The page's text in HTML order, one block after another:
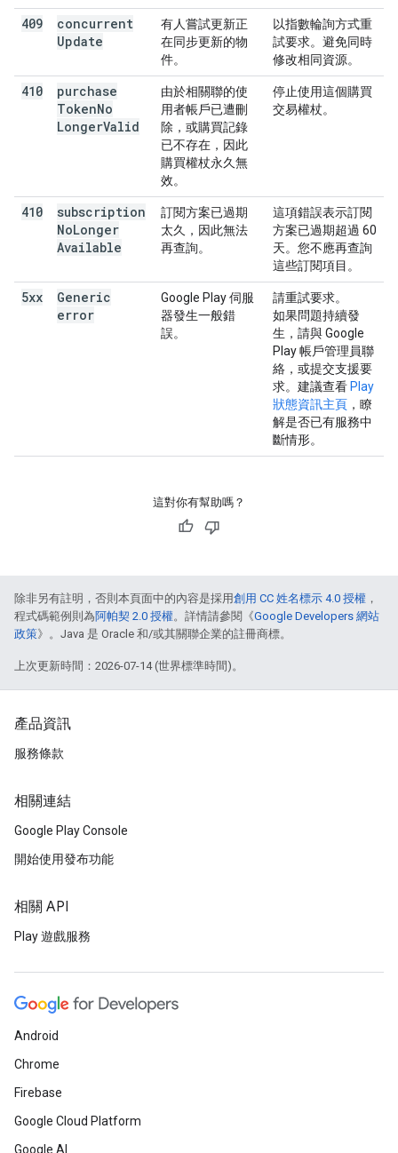
409
concurrent
Update
有人嘗試更新正
在同步更新的物
件。
以指數輪詢方式重
試要求。避免同時
修改相同資源。
410
purchase
TokenNo
LongerValid
由於相關聯的使
用者帳戶已遭刪
除，或購買記錄
已不存在，因此
購買權杖永久無
效。
停止使用這個購買
交易權杖。
410
subscription
NoLonger
Available
訂閱方案已過期
太久，因此無法
再查詢。
這項錯誤表示訂閱
方案已過期超過 60
天。您不應再查詢
這些訂閱項目。
5xx
Generic
error
Google Play 伺服
器發生一般錯
誤。
請重試要求。
如果問題持續發
生，請與 Google
Play 帳戶管理員聯
絡，或提交支援要
求。建議查看 Play
狀態資訊主頁 ，瞭
解是否已有服務中
斷情形。
這對你有幫助嗎？
除非另有註明，否則本頁面中的內容是採用創用 CC 姓名標示 4.0 授權 ，
程式碼範例則為阿帕契 2.0 授權。詳情請參閱《Google Developers 網站
政策》。Java 是 Oracle 和/或其關聯企業的註冊商標。
上次更新時間：2026-07-14 (世界標準時間)。
產品資訊
服務條款
相關連結
Google Play Console
開始使用發布功能
相關 API
Play 遊戲服務
Android
Chrome
Firebase
Google Cloud Platform
Google AI